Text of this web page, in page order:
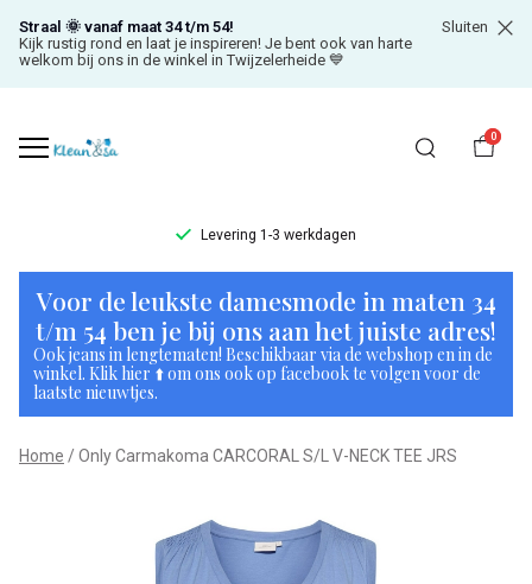
Straal 🌞 vanaf maat 34 t/m 54!
Kijk rustig rond en laat je inspireren! Je bent ook van harte
welkom bij ons in de winkel in Twijzelerheide 💙
Sluiten
0
Levering 1-3 werkdagen
Only
Carmakoma
CARCORAL
S/L
V-
Voor de leukste damesmode in maten 34
t/m 54 ben je bij ons aan het juiste adres!
Ook jeans in lengtematen! Beschikbaar via de webshop en in de
winkel. Klik hier ⬆️ om ons ook op facebook te volgen voor de
laatste nieuwtjes.
Home Only Carmakoma CARCORAL S/L V-NECK TEE JRS